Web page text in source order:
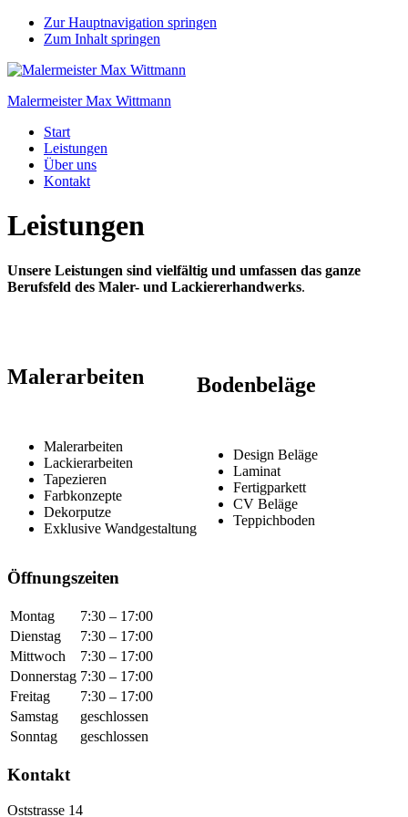
Zur Hauptnavigation springen
Zum Inhalt springen
Malermeister Max Wittmann
Start
Leistungen
Über uns
Kontakt
Leistungen
Unsere Leistungen sind vielfältig und umfassen das ganze
Berufsfeld des Maler- und Lackiererhandwerks.
Malerarbeiten
Malerarbeiten
Lackierarbeiten
Tapezieren
Farbkonzepte
Dekorputze
Exklusive Wandgestaltung
Bodenbeläge
Design Beläge
Laminat
Fertigparkett
CV Beläge
Teppichboden
Öffnungszeiten
Montag
7:30 – 17:00
Dienstag
7:30 – 17:00
Mittwoch
7:30 – 17:00
Donnerstag 7:30 – 17:00
Freitag
7:30 – 17:00
Samstag
geschlossen
Sonntag
geschlossen
Kontakt
Oststrasse 14